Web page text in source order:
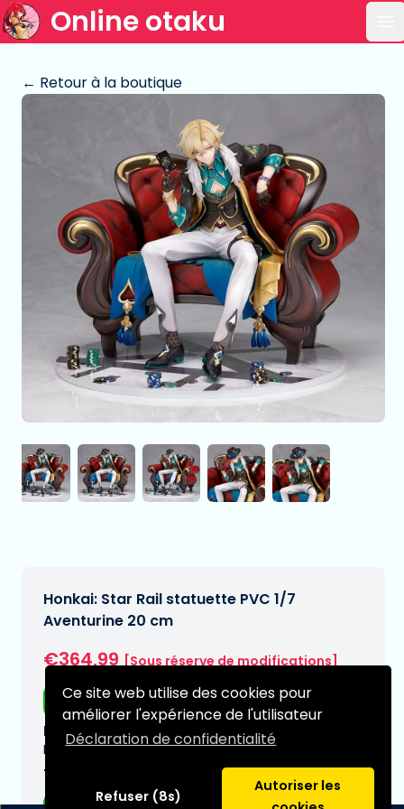
Ce site web utilise des cookies pour
améliorer l'expérience de l'utilisateur
Déclaration de confidentialité
Refuser (8s)
Autoriser les
Online otaku
← Retour à la boutique
Honkai: Star Rail statuette PVC 1/7
Aventurine 20 cm
€364,99[Sous réserve de modifications]
Livraison gratuite
Date de livraison prévue:
N/A
Type: